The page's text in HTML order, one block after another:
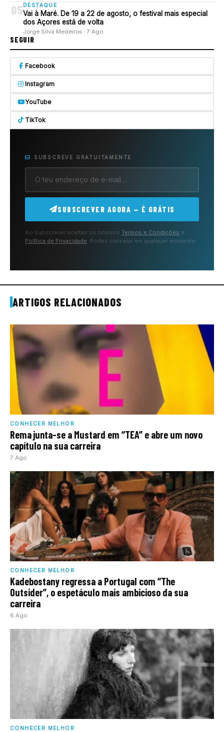
05 DESTAQUE
Vai à Maré. De 19 a 22 de agosto, o festival mais especial
dos Açores está de volta
Jorge Silva Medeiros · 7 Ago
SEGUIR
Facebook
Instagram
YouTube
TikTok
SUBSCREVE GRATUITAMENTE
SUBSCREVER AGORA — É GRÁTIS
Ao subscrever aceitas os nossos Termos e Condições e
Política de Privacidade . Podes cancelar em qualquer momento.
ARTIGOS RELACIONADOS
CONHECER MELHOR
Rema junta-se a Mustard em “TEA” e abre um novo
capítulo na sua carreira
7 Ago
CONHECER MELHOR
Kadebostany regressa a Portugal com “The
Outsider”, o espetáculo mais ambicioso da sua
carreira
6 Ago
CONHECER MELHOR